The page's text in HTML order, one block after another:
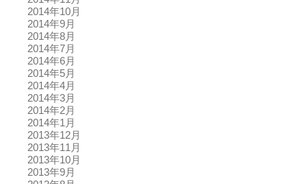
2014年10月
2014年9月
2014年8月
2014年7月
2014年6月
2014年5月
2014年4月
2014年3月
2014年2月
2014年1月
2013年12月
2013年11月
2013年10月
2013年9月